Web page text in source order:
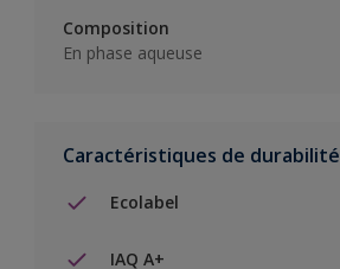
Composition
En phase aqueuse
Caractéristiques de durabilité
Ecolabel
IAQ A+